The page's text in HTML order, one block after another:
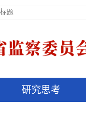
研究思考